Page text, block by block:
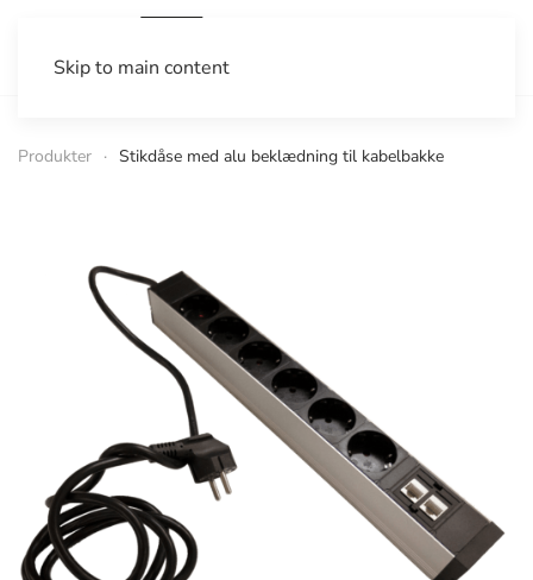
Skip to main content
Produkter Stikdåse med alu beklædning til kabelbakke